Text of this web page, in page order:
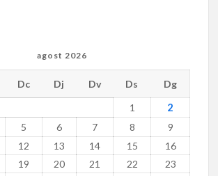
agost 2026
Dc Dj Dv Ds
Dg
1
2
5 6 7 8
9
12 13 14 15
16
19 20 21 22
23